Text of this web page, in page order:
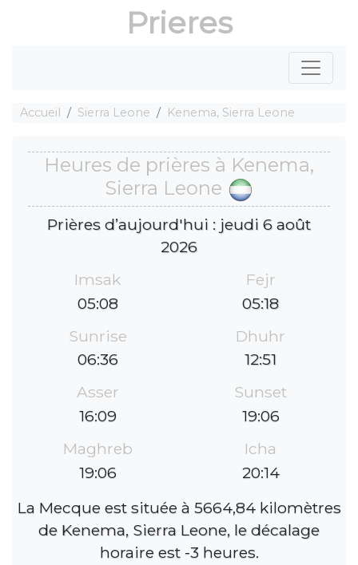
Prieres
Accueil Sierra Leone Kenema, Sierra Leone
Heures de prières à Kenema,
Sierra Leone
Prières d’aujourd'hui : jeudi 6 août
2026
Imsak
05:08
Fejr
05:18
Sunrise
06:36
Dhuhr
12:51
Asser
16:09
Sunset
19:06
Maghreb
19:06
Icha
20:14
La Mecque est située à 5664,84 kilomètres
de Kenema, Sierra Leone, le décalage
horaire est -3 heures.